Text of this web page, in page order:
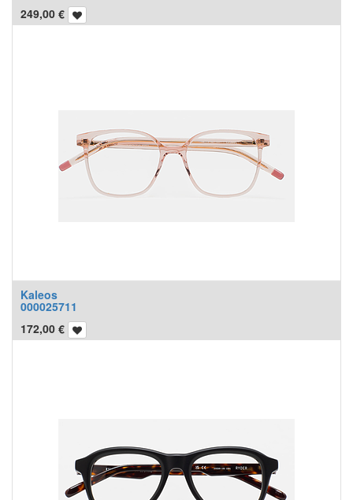
249,00 €
Kaleos
000025711
172,00 €